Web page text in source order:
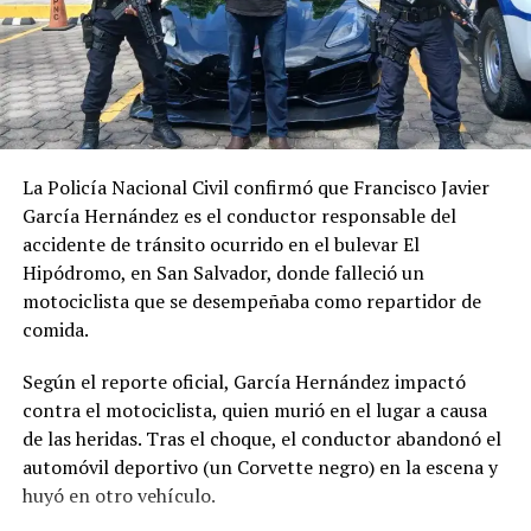
La Policía Nacional Civil confirmó que Francisco Javier
García Hernández es el conductor responsable del
accidente de tránsito ocurrido en el bulevar El
Hipódromo, en San Salvador, donde falleció un
motociclista que se desempeñaba como repartidor de
comida.
Según el reporte oficial, García Hernández impactó
contra el motociclista, quien murió en el lugar a causa
de las heridas. Tras el choque, el conductor abandonó el
automóvil deportivo (un Corvette negro) en la escena y
huyó en otro vehículo.